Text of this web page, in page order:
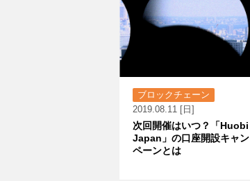
ブロックチェーン
2019.08.11 [日]
次回開催はいつ？「Huobi
Japan」の口座開設キャン
ペーンとは